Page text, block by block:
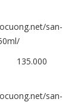
san-
san-